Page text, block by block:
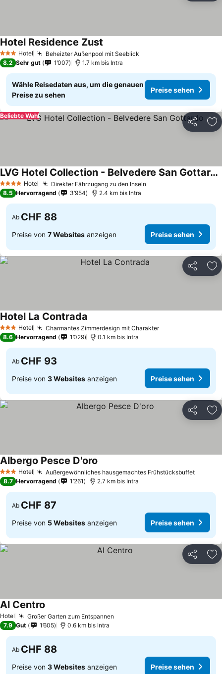
3 SterneHotel Beheizter Außenpool mit Seeblick
Hotel Residence Zust
8.2 Sehr gut 1’007 1.7 km bis Intra
Wähle Reisedaten aus, um die genauen
Preise zu sehen
Preise sehen
Teilen
Beliebte Wahl
4 Sterne Hotel Direkter Fährzugang zu den Inseln
LVG Hotel Collection - Belvedere San Gottardo
8.5 Hervorragend 3’954 2.4 km bis Intra
Ab CHF 88
Preise von 7 Websites anzeigen Preise sehen
Teilen
3 SterneHotel Charmantes Zimmerdesign mit Charakter
Hotel La Contrada
8.6 Hervorragend 1’029 0.1 km bis Intra
Ab CHF 93
Preise von 3 Websites anzeigen Preise sehen
Teilen
3 SterneHotel Außergewöhnliches hausgemachtes Frühstücksbuffet
Albergo Pesce D'oro
8.7 Hervorragend 1’261 2.7 km bis Intra
Ab CHF 87
Preise von 5 Websites anzeigen Preise sehen
Teilen
Hotel Großer Garten zum Entspannen
Al Centro
7.9 Gut 1’605 0.6 km bis Intra
Ab CHF 88
Preise von 3 Websites anzeigen Preise sehen